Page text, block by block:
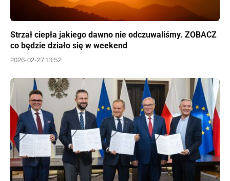
Strzał ciepła jakiego dawno nie odczuwaliśmy. ZOBACZ
co będzie działo się w weekend
2026-02-27 13:52